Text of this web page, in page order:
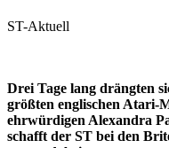
ST-Aktuell
Drei Tage lang drängten
größten englischen Atari-
ehrwürdigen Alexandra
schafft der ST bei den